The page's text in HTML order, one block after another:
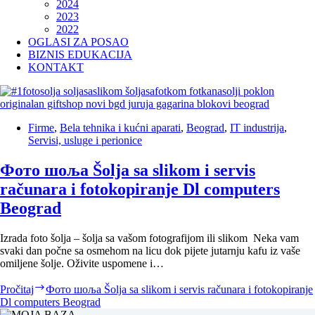
2024
2023
2022
OGLASI ZA POSAO
BIZNIS EDUKACIJA
KONTAKT
Firme, Bela tehnika i kućni aparati, Beograd, IT industrija,
Servisi, usluge i perionice
Фото шоља Šolja sa slikom i servis
računara i fotokopiranje Dl computers
Beograd
Izrada foto šolja – šolja sa vašom fotografijom ili slikom Neka vam
svaki dan počne sa osmehom na licu dok pijete jutarnju kafu iz vaše
omiljene šolje. Oživite uspomene i…
Pročitaj
Фото шоља Šolja sa slikom i servis računara i fotokopiranje
Dl computers Beograd